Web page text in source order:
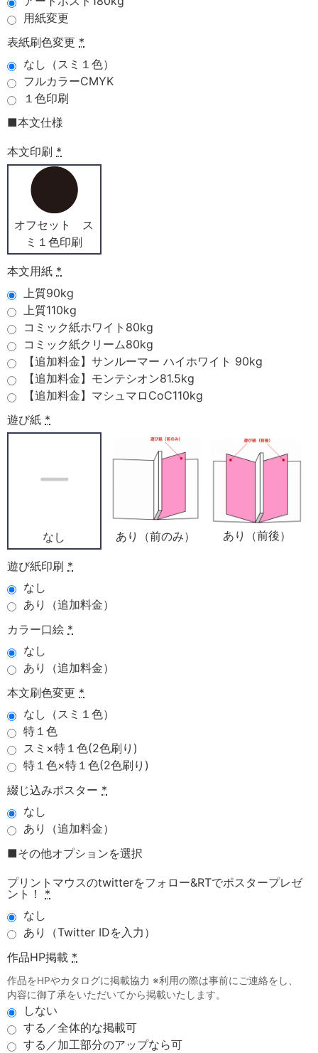
用紙変更
表紙刷色変更 *
なし（スミ１色）
フルカラーCMYK
１色印刷
■本文仕様
本文印刷 *
オフセット ス
ミ１色印刷
本文用紙 *
上質90kg
上質110kg
コミック紙ホワイト80kg
コミック紙クリーム80kg
【追加料金】サンルーマー ハイホワイト 90kg
【追加料金】モンテシオン81.5kg
【追加料金】マシュマロCoC110kg
遊び紙 *
なし あり（前のみ） あり（前後）
遊び紙印刷 *
なし
あり（追加料金）
カラー口絵 *
なし
あり（追加料金）
本文刷色変更 *
なし（スミ１色）
特１色
スミ×特１色(2色刷り)
特１色×特１色(2色刷り)
綴じ込みポスター *
なし
あり（追加料金）
■その他オプションを選択
プリントマウスのtwitterをフォロー&RTでポスタープレゼ
ント！
*
なし
あり（Twitter IDを入力）
作品HP掲載 *
作品をHPやカタログに掲載協力 ※利用の際は事前にご連絡をし、
内容に御了承をいただいてから掲載いたします。
しない
する／全体的な掲載可
する／加工部分のアップなら可